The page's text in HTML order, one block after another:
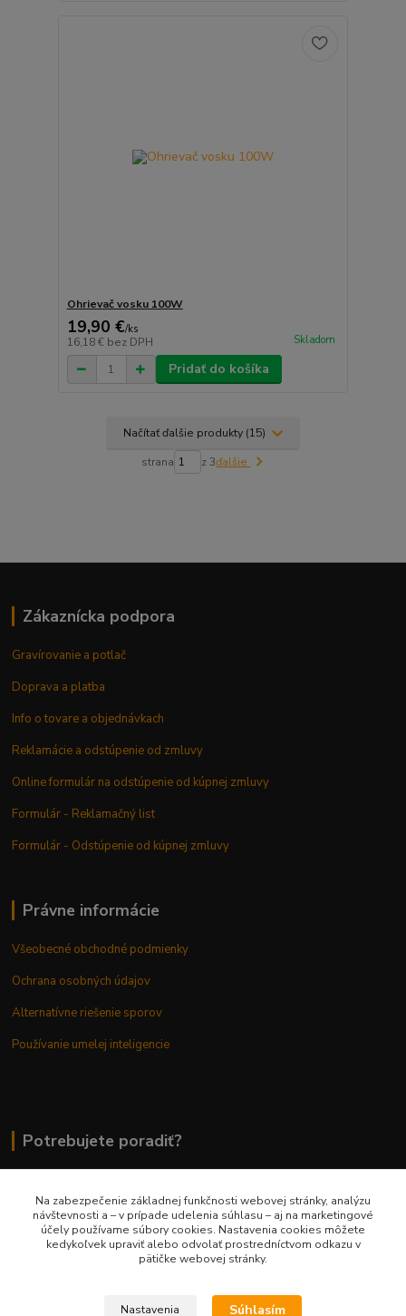
Ohrievač vosku 100W
19,90 €/ks
16,18 € bez DPH Skladom
Pridať do košíka
Načítať ďalšie produkty (15)
strana z 3ďalšie
Zákaznícka podpora
Gravírovanie a potlač
Doprava a platba
Info o tovare a objednávkach
Reklamácie a odstúpenie od zmluvy
Online formulár na odstúpenie od kúpnej zmluvy
Formulár - Reklamačný list
Formulár - Odstúpenie od kúpnej zmluvy
Právne informácie
Všeobecné obchodné podmienky
Ochrana osobných údajov
Alternatívne riešenie sporov
Používanie umelej inteligencie
Potrebujete poradiť?
0948 236 042
info@margaretkashop.sk
Na zabezpečenie základnej funkčnosti webovej stránky, analýzu
návštevnosti a – v prípade udelenia súhlasu – aj na marketingové
účely používame súbory cookies. Nastavenia cookies môžete
kedykoľvek upraviť alebo odvolať prostredníctvom odkazu v
pätičke webovej stránky.
Nastavenia Súhlasím